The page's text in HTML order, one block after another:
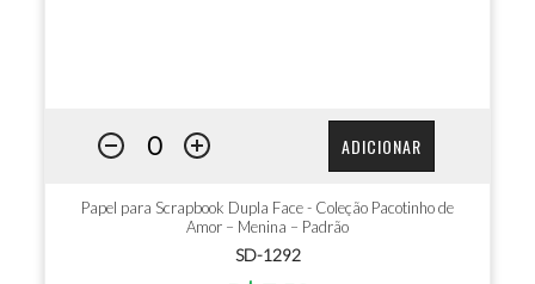
ADICIONAR
Papel para Scrapbook Dupla Face - Coleção Pacotinho de
Amor – Menina – Padrão
SD-1292